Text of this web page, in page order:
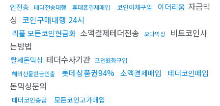
인전송 테더전송대행 휴대폰결제매입 코인이체구입 이더리움 자금믹
싱 코인구매대행 24시
리플 모든코인현금화 소액결제테더전송 오다믹싱
비트코인사
는방법
탈세돈믹싱 테더수사기관 코인원화구입
해외선물현금인출
롯데상품권94% 소액결제매입 테더코인매입
돈믹싱문의
테더코인송금 모든코인고가매입